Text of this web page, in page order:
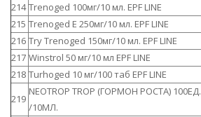
214 Trenoged 100мг/10 мл. EPF LINE
215 Trenoged E 250мг/10 мл. EPF LINE
216 Try Trenoged 150мг/10 мл. EPF LINE
217 Winstrol 50 мг/10 мл EPF LINE
218 Turhoged 10 мг/100 таб EPF LINE
219
NEOTROP TROP (ГОРМОН РОСТА) 100ЕД.
/10МЛ.